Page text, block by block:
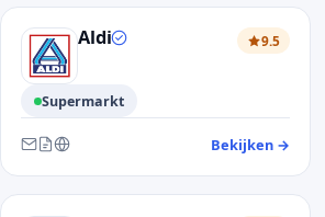
Aldi 9.5
Supermarkt
Bereikbaar via e-mail, contactformulier en
Bekijken → —